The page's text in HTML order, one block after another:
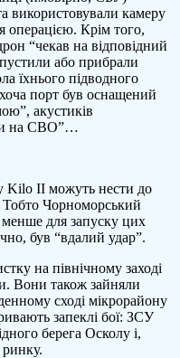
використовували камеру
операцією. Крім того,
“чекав на відповідний
або прибрали
їхнього підводного
порт був оснащений
акустиків
на СВО”…
Kilo II можуть нести до
Тобто Чорноморський
для запуску цих
був “вдалий удар”.
на північному заході
Вони також зайняли
сході мікрорайону
запеклі бої: ЗСУ
берега Осколу і,